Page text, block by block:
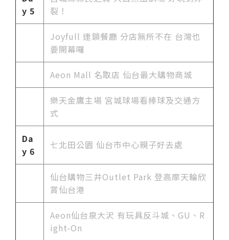
y 5
裂！
Joyfull 連鎖餐廳 分店無所不在 台灣也
要開幕囉
Aeon Mall 名取店 仙台最大購物商城
樂天金鷹主場 宮城球場看棒球及交通方
式
Da
y 6
七北田公園 仙台市中心親子好去處
仙台購物三井Outlet Park 登高摩天輪欣
賞仙台港
Aeon仙台泉大沢 有玩具反斗城、GU、R
ight-On